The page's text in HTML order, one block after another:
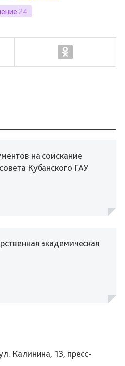
24
на соискание
Кубанского ГАУ
академическая
Калинина, 13, пресс-